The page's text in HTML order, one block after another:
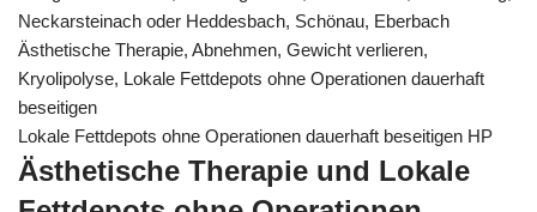
Neckarsteinach oder Heddesbach, Schönau, Eberbach
Ästhetische Therapie, Abnehmen, Gewicht verlieren,
Kryolipolyse, Lokale Fettdepots ohne Operationen dauerhaft
beseitigen
Lokale Fettdepots ohne Operationen dauerhaft beseitigen HP
Ästhetische Therapie und Lokale